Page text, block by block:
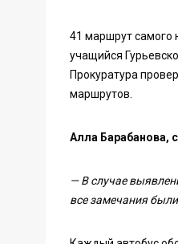
41 маршрут самого
учащийся
Прокуратура
маршрутов.
Алла Барабанова,
— В случае
все замечания